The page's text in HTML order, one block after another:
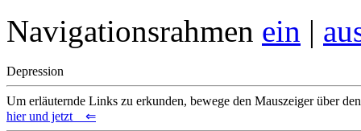
Navigationsrahmen ein |
Depression
Um erläuternde Links zu erkunden, bewege den Mauszeiger über
hier und jetzt ⇐